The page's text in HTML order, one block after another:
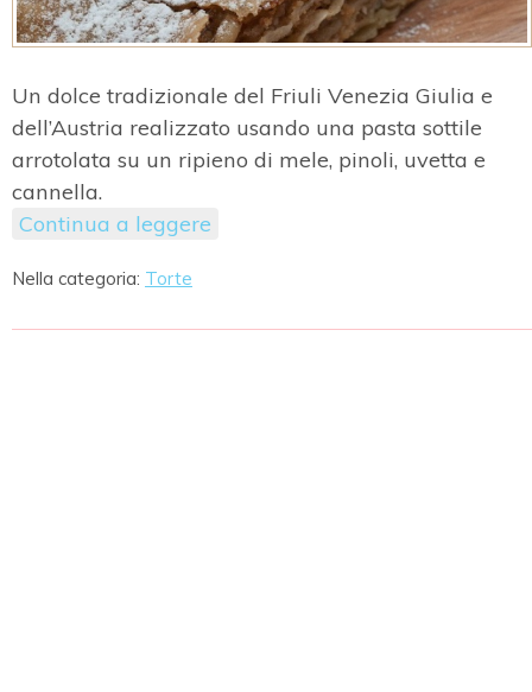
Un dolce tradizionale del Friuli Venezia Giulia e
dell’Austria realizzato usando una pasta sottile
arrotolata su un ripieno di mele, pinoli, uvetta e
cannella.
Continua a leggere
Nella categoria: Torte